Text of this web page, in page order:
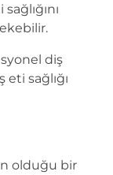
diş
sağlığı
olduğu bir